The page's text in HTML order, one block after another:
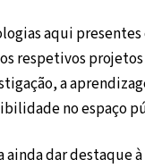
aqui
respetivos
a
no espaço
dar